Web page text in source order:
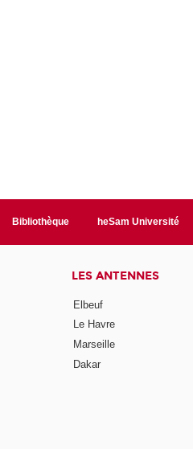
Bibliothèque heSam Université
LES ANTENNES
Elbeuf
Le Havre
Marseille
Dakar